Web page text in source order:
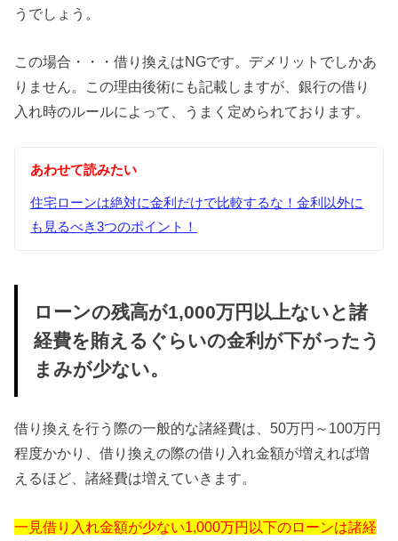
うでしょう。
この場合・・・借り換えはNGです。デメリットでしかあ
りません。この理由後術にも記載しますが、銀行の借り
入れ時のルールによって、うまく定められております。
あわせて読みたい
住宅ローンは絶対に金利だけで比較するな！金利以外に
も見るべき3つのポイント！
ローンの残高が1,000万円以上ないと諸
経費を賄えるぐらいの金利が下がったう
まみが少ない。
借り換えを行う際の一般的な諸経費は、50万円～100万円
程度かかり、借り換えの際の借り入れ金額が増えれば増
えるほど、諸経費は増えていきます。
一見借り入れ金額が少ない1,000万円以下のローンは諸経